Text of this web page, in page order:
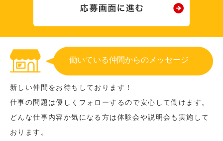
働いている仲間からのメッセージ
新しい仲間をお待ちしております！
仕事の問題は優しくフォローするので安心して働けます。
どんな仕事内容か気になる方は体験会や説明会も実施して
おります。